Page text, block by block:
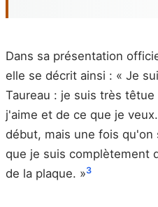
Dans sa présentation
elle se décrit ainsi : « Je
Taureau : je suis très
j'aime et de ce que je
début, mais une fois qu'on
que je suis complètement
de la plaque. »3